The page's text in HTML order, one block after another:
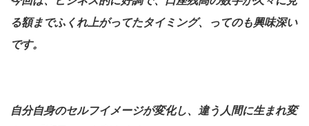
る額までふくれ上がってたタイミング、ってのも興味深い
です。
自分自身のセルフイメージが変化し、違う人間に生まれ変